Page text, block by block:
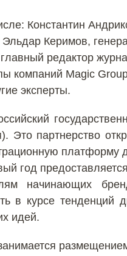
Константин
Керимов,
редактор
компаний Magic
эксперты.
Это партнерство
платформу
год
начинающих
в курсе тенденций
идей.